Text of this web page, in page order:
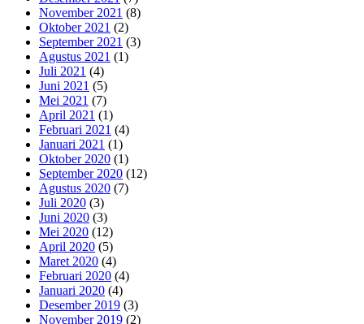
November 2021 (8)
Oktober 2021 (2)
September 2021 (3)
Agustus 2021 (1)
Juli 2021 (4)
Juni 2021 (5)
Mei 2021 (7)
April 2021 (1)
Februari 2021 (4)
Januari 2021 (1)
Oktober 2020 (1)
September 2020 (12)
Agustus 2020 (7)
Juli 2020 (3)
Juni 2020 (3)
Mei 2020 (12)
April 2020 (5)
Maret 2020 (4)
Februari 2020 (4)
Januari 2020 (4)
Desember 2019 (3)
November 2019 (2)